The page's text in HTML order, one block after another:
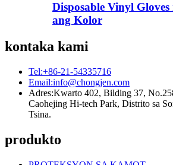
Disposable Vinyl
ang Kolor
kontaka kami
Tel:+86-21-54335716
Email:info@chongjen.com
Adres:Kwarto 402, Bilding 37,
Caohejing Hi-tech Park, Distrito sa
Tsina.
produkto